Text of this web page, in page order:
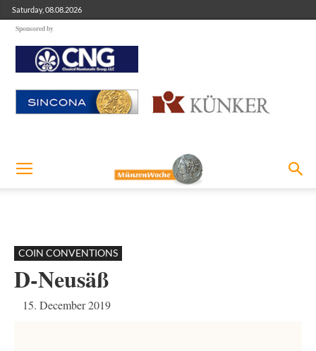
Saturday, 08.08.2026
Sponsored by
COIN CONVENTIONS
D-Neusäß
15. December 2019